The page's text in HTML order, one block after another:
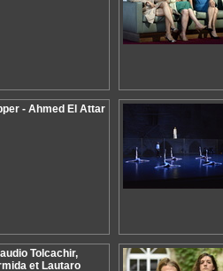
- Ahmed El Attar
Tolcachir,
et Lautaro